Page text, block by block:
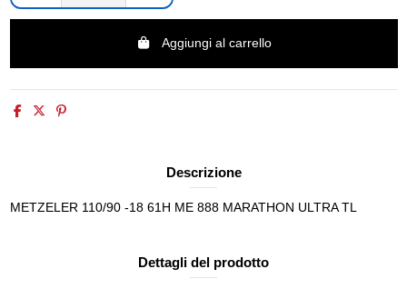
Aggiungi al carrello
Descrizione
METZELER 110/90 -18 61H ME 888 MARATHON ULTRA TL
Dettagli del prodotto